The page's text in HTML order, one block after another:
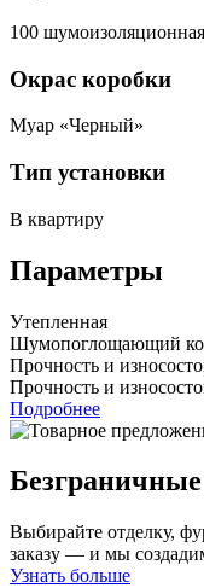
100 шумоизоляционная
Окрас коробки
Муар «Черный»
Тип установки
В квартиру
Параметры
Утепленная
Шумопоглощающий
Прочность и
Прочность и
Подробнее
Выбирайте отделку,
заказу — и мы
Узнать больше